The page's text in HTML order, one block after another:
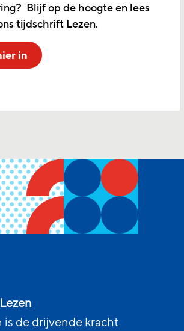
Blijf op de hoogte en lees
tijdschrift Lezen.
in
is de drijvende kracht